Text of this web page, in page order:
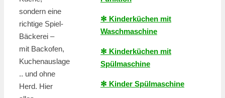
sondern eine
richtige Spiel-
Bäckerei –
mit Backofen,
Kuchenauslage
.. und ohne
Herd. Hier
✻ Kinderküchen mit
Waschmaschine
✻ Kinderküchen mit
Spülmaschine
✻ Kinder Spülmaschine